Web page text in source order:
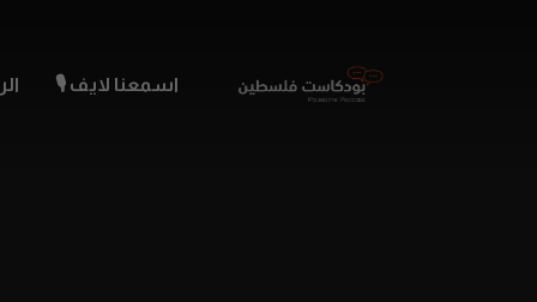
اسمعنا لايف 🎙️